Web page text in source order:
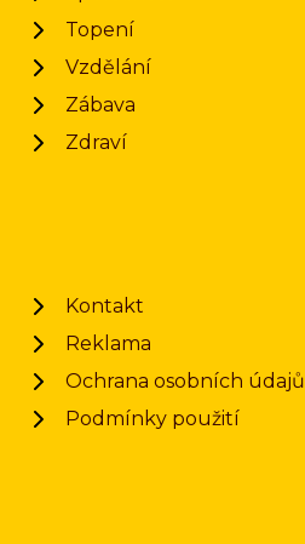
Topení
Vzdělání
Zábava
Zdraví
Kontakt
Reklama
Ochrana osobních údajů
Podmínky použití